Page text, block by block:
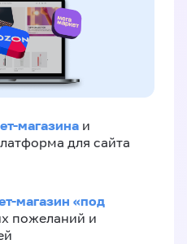
магазина и
для сайта
магазин «‎под
пожеланий и